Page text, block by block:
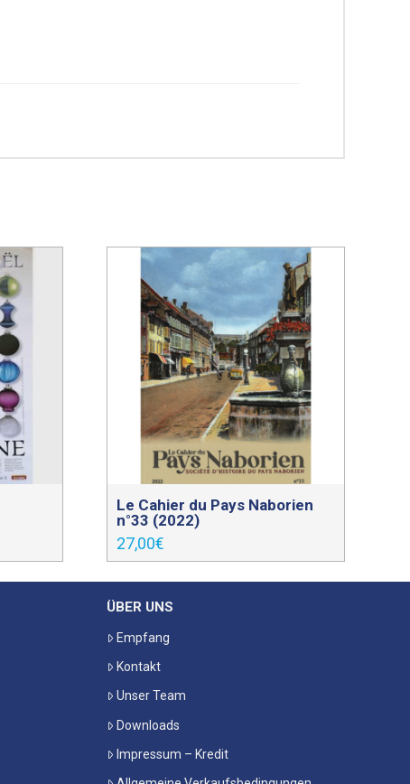
Le Cahier du Pays Naborien
n°33 (2022)
27,00€
ÜBER UNS
Empfang
Kontakt
Unser Team
Downloads
Impressum – Kredit